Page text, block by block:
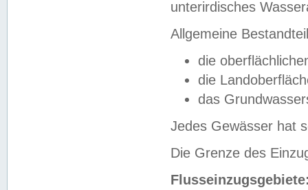
unterirdisches
Allgemeine
die
die
das
Jedes Gewässer hat
Die Grenze des